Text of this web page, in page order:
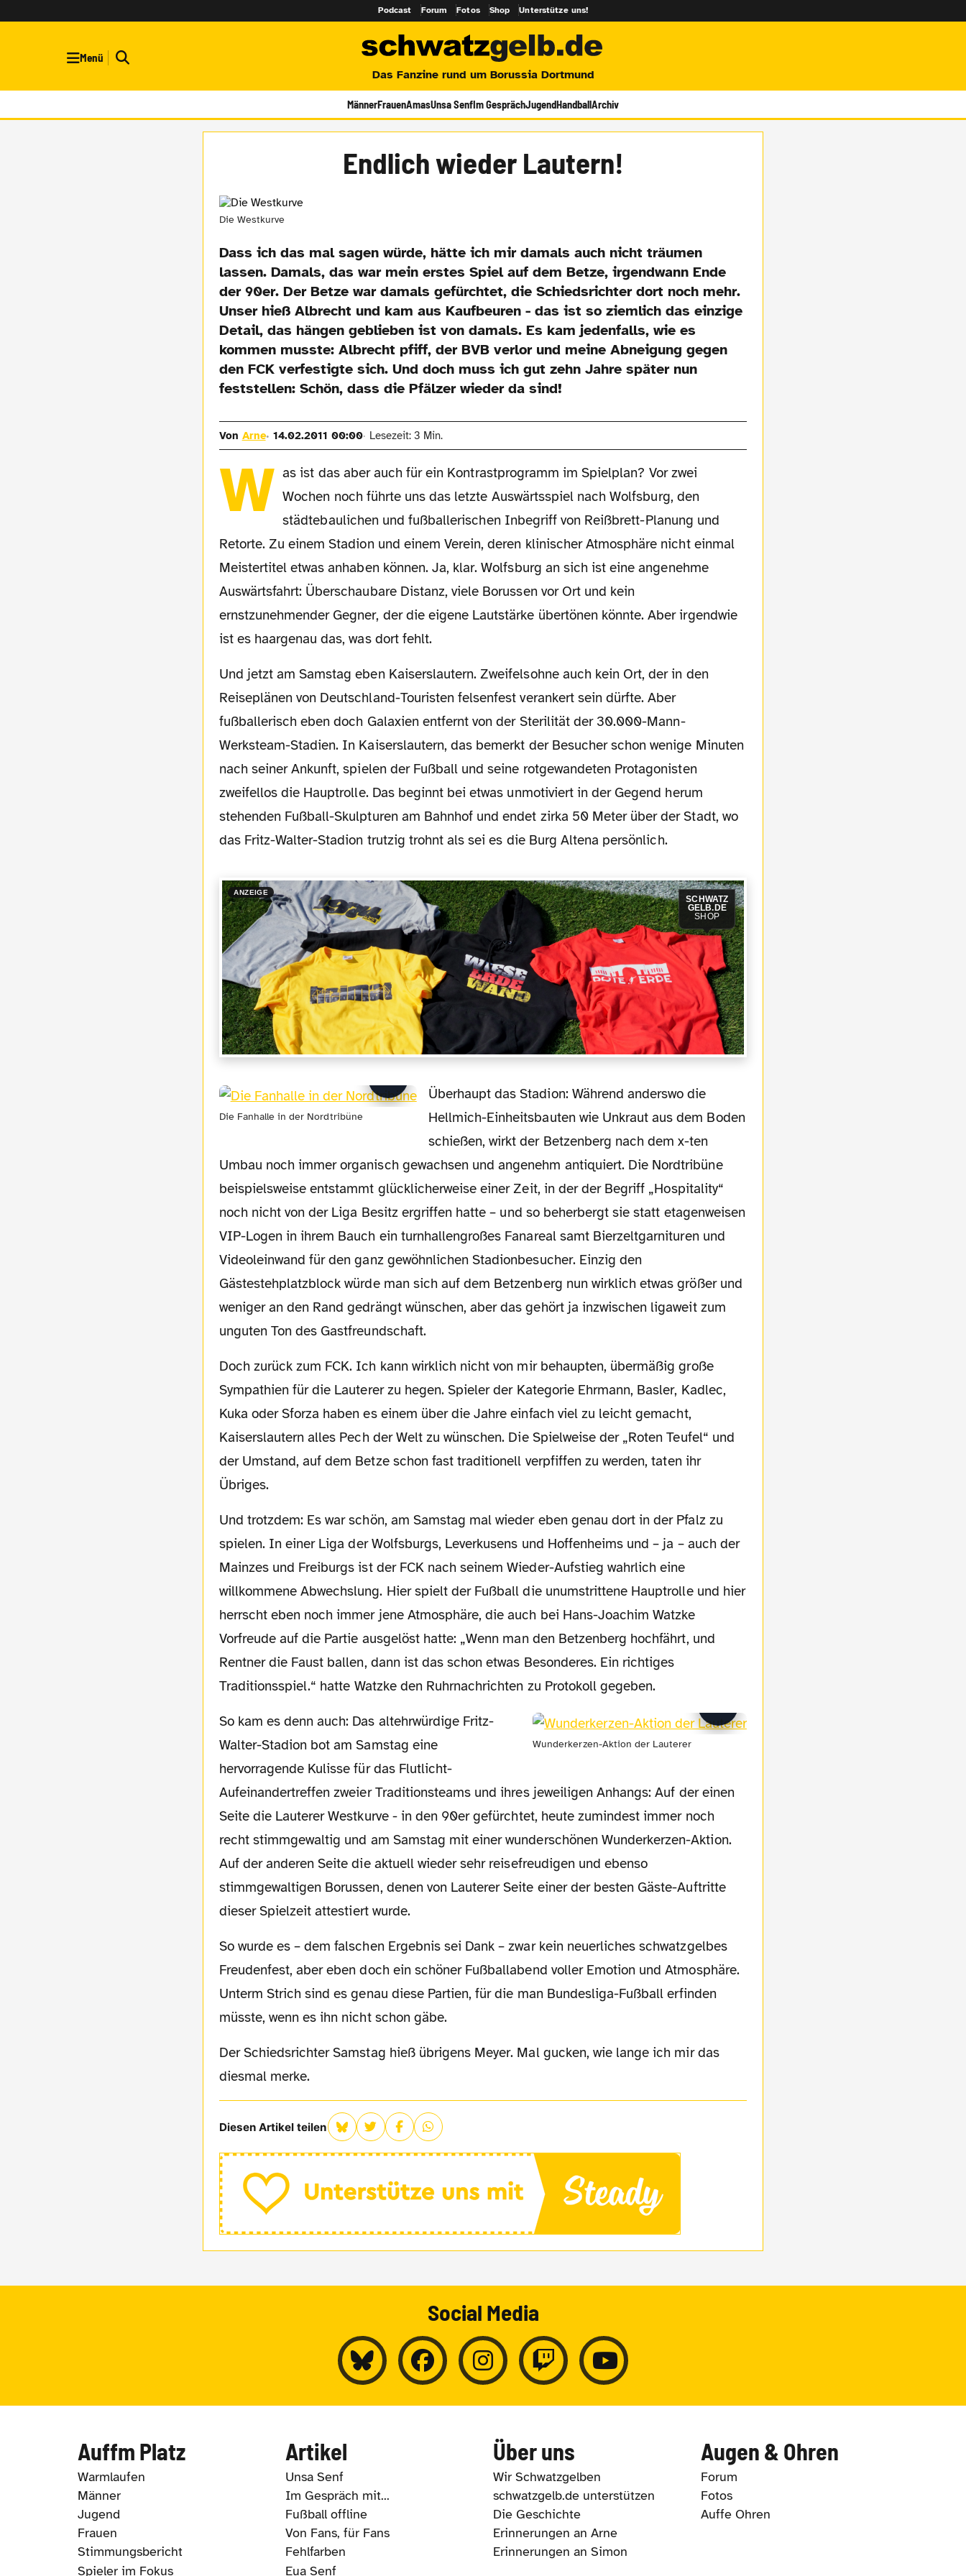
Podcast Forum Fotos Shop Unterstütze uns!
Menü
Das Fanzine rund um Borussia Dortmund
MännerFrauenAmasUnsa SenfIm GesprächJugendHandballArchiv
Endlich wieder Lautern!
Die Westkurve
Dass ich das mal sagen würde, hätte ich mir damals auch nicht träumen
lassen. Damals, das war mein erstes Spiel auf dem Betze, irgendwann Ende
der 90er. Der Betze war damals gefürchtet, die Schiedsrichter dort noch mehr.
Unser hieß Albrecht und kam aus Kaufbeuren - das ist so ziemlich das einzige
Detail, das hängen geblieben ist von damals. Es kam jedenfalls, wie es
kommen musste: Albrecht pfiff, der BVB verlor und meine Abneigung gegen
den FCK verfestigte sich. Und doch muss ich gut zehn Jahre später nun
feststellen: Schön, dass die Pfälzer wieder da sind!
Von Arne 14.02.2011 00:00 Lesezeit: 3 Min.
W as ist das aber auch für ein Kontrastprogramm im Spielplan? Vor zwei
Wochen noch führte uns das letzte Auswärtsspiel nach Wolfsburg, den
städtebaulichen und fußballerischen Inbegriff von Reißbrett-Planung und
Retorte. Zu einem Stadion und einem Verein, deren klinischer Atmosphäre nicht einmal
Meistertitel etwas anhaben können. Ja, klar. Wolfsburg an sich ist eine angenehme
Auswärtsfahrt: Überschaubare Distanz, viele Borussen vor Ort und kein
ernstzunehmender Gegner, der die eigene Lautstärke übertönen könnte. Aber irgendwie
ist es haargenau das, was dort fehlt.
Und jetzt am Samstag eben Kaiserslautern. Zweifelsohne auch kein Ort, der in den
Reiseplänen von Deutschland-Touristen felsenfest verankert sein dürfte. Aber
fußballerisch eben doch Galaxien entfernt von der Sterilität der 30.000-Mann-
Werksteam-Stadien. In Kaiserslautern, das bemerkt der Besucher schon wenige Minuten
nach seiner Ankunft, spielen der Fußball und seine rotgewandeten Protagonisten
zweifellos die Hauptrolle. Das beginnt bei etwas unmotiviert in der Gegend herum
stehenden Fußball-Skulpturen am Bahnhof und endet zirka 50 Meter über der Stadt, wo
das Fritz-Walter-Stadion trutzig trohnt als sei es die Burg Altena persönlich.
ANZEIGE
SCHWATZ
GELB.DE
SHOP
Die Fanhalle in der Nordtribüne
Überhaupt das Stadion: Während anderswo die
Hellmich-Einheitsbauten wie Unkraut aus dem Boden
schießen, wirkt der Betzenberg nach dem x-ten
Umbau noch immer organisch gewachsen und angenehm antiquiert. Die Nordtribüne
beispielsweise entstammt glücklicherweise einer Zeit, in der der Begriff „Hospitality“
noch nicht von der Liga Besitz ergriffen hatte – und so beherbergt sie statt etagenweisen
VIP-Logen in ihrem Bauch ein turnhallengroßes Fanareal samt Bierzeltgarnituren und
Videoleinwand für den ganz gewöhnlichen Stadionbesucher. Einzig den
Gästestehplatzblock würde man sich auf dem Betzenberg nun wirklich etwas größer und
weniger an den Rand gedrängt wünschen, aber das gehört ja inzwischen ligaweit zum
unguten Ton des Gastfreundschaft.
Doch zurück zum FCK. Ich kann wirklich nicht von mir behaupten, übermäßig große
Sympathien für die Lauterer zu hegen. Spieler der Kategorie Ehrmann, Basler, Kadlec,
Kuka oder Sforza haben es einem über die Jahre einfach viel zu leicht gemacht,
Kaiserslautern alles Pech der Welt zu wünschen. Die Spielweise der „Roten Teufel“ und
der Umstand, auf dem Betze schon fast traditionell verpfiffen zu werden, taten ihr
Übriges.
Und trotzdem: Es war schön, am Samstag mal wieder eben genau dort in der Pfalz zu
spielen. In einer Liga der Wolfsburgs, Leverkusens und Hoffenheims und – ja – auch der
Mainzes und Freiburgs ist der FCK nach seinem Wieder-Aufstieg wahrlich eine
willkommene Abwechslung. Hier spielt der Fußball die unumstrittene Hauptrolle und hier
herrscht eben noch immer jene Atmosphäre, die auch bei Hans-Joachim Watzke
Vorfreude auf die Partie ausgelöst hatte: „Wenn man den Betzenberg hochfährt, und
Rentner die Faust ballen, dann ist das schon etwas Besonderes. Ein richtiges
Traditionsspiel.“ hatte Watzke den Ruhrnachrichten zu Protokoll gegeben.
Wunderkerzen-Aktion der Lauterer
So kam es denn auch: Das altehrwürdige Fritz-
Walter-Stadion bot am Samstag eine
hervorragende Kulisse für das Flutlicht-
Aufeinandertreffen zweier Traditionsteams und ihres jeweiligen Anhangs: Auf der einen
Seite die Lauterer Westkurve - in den 90er gefürchtet, heute zumindest immer noch
recht stimmgewaltig und am Samstag mit einer wunderschönen Wunderkerzen-Aktion.
Auf der anderen Seite die aktuell wieder sehr reisefreudigen und ebenso
stimmgewaltigen Borussen, denen von Lauterer Seite einer der besten Gäste-Auftritte
dieser Spielzeit attestiert wurde.
So wurde es – dem falschen Ergebnis sei Dank – zwar kein neuerliches schwatzgelbes
Freudenfest, aber eben doch ein schöner Fußballabend voller Emotion und Atmosphäre.
Unterm Strich sind es genau diese Partien, für die man Bundesliga-Fußball erfinden
müsste, wenn es ihn nicht schon gäbe.
Der Schiedsrichter Samstag hieß übrigens Meyer. Mal gucken, wie lange ich mir das
diesmal merke.
Diesen Artikel teilen
Social Media
Auffm Platz
Warmlaufen
Männer
Jugend
Frauen
Stimmungsbericht
Spieler im Fokus
Artikel
Unsa Senf
Im Gespräch mit...
Fußball offline
Von Fans, für Fans
Fehlfarben
Eua Senf
Über uns
Wir Schwatzgelben
schwatzgelb.de unterstützen
Die Geschichte
Erinnerungen an Arne
Erinnerungen an Simon
Augen & Ohren
Forum
Fotos
Auffe Ohren